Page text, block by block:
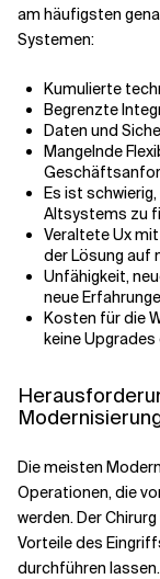
am häufigsten
Systemen:
Kumulierte
Begrenzte
Daten und
Mangelnde
Es ist
Altsystems zu
Veraltete Ux
der Lösung auf
Unfähigkeit,
neue
Kosten für die
keine
Die meisten
Operationen, die
werden. Der
Vorteile des
durchführen